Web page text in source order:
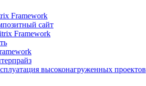
Framework
сайт
Framework
высоконагруженных проектов